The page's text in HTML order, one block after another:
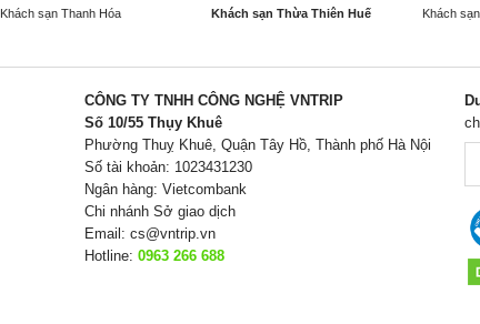
Khách sạn Thanh Hóa Khách sạn Thừa Thiên Huế Khách
CÔNG TY TNHH CÔNG NGHỆ VNTRIP
Số 10/55 Thụy Khuê
Phường Thuỵ Khuê, Quận Tây Hồ, Thành phố Hà Nội
Số tài khoản: 1023431230
Ngân hàng: Vietcombank
Chi nhánh Sở giao dịch
Email: cs@vntrip.vn
Hotline: 0963 266 688